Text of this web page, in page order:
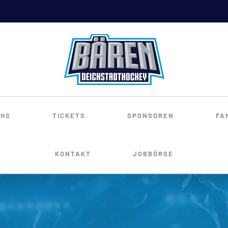
TICKETS SPONSOREN
KONTAKT JOBBÖRSE